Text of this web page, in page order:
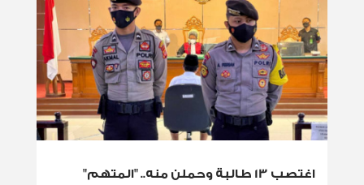
اغتصب 13 طالبة وحملن منه.. "المتهم"